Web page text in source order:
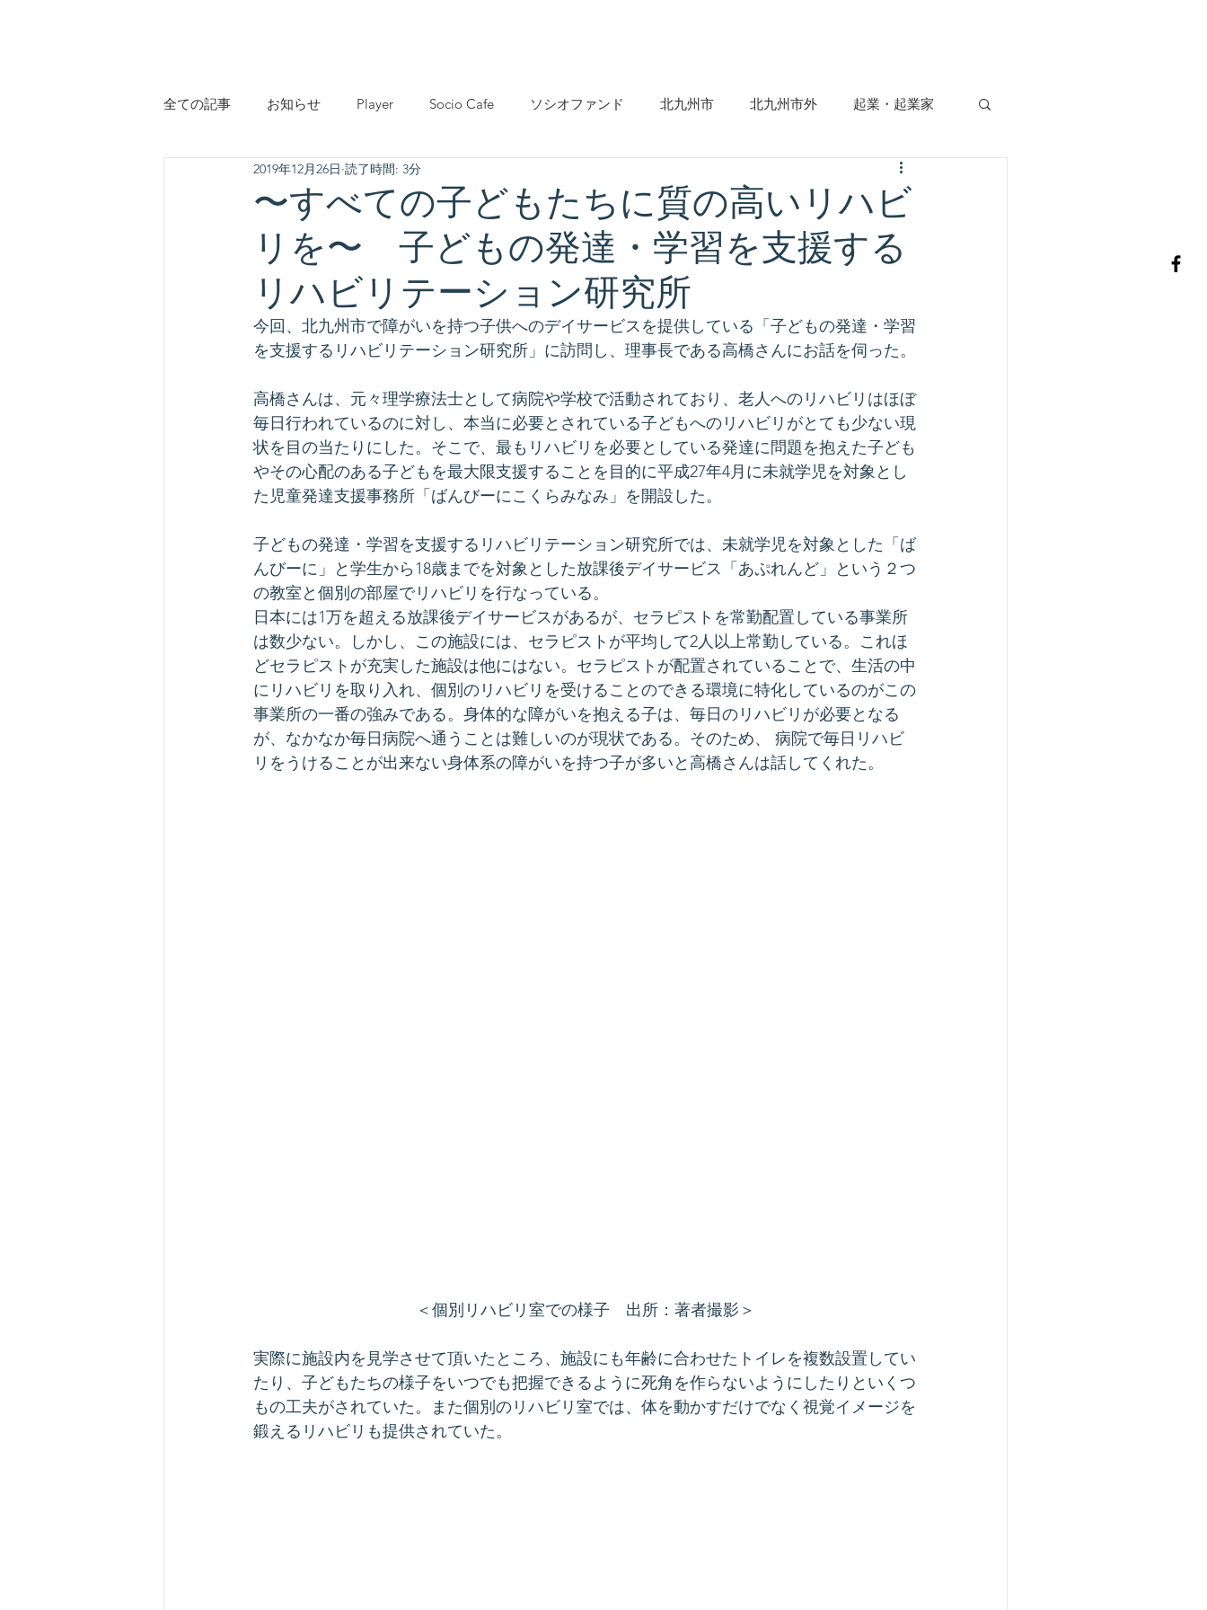
全ての記事 お知らせ Player Socio Cafe ソシオファンド 北九州市 北九州市外 起業・起業家
子ども・若者・教育 市民活動
環境・エコ・農業 その他
〜すべての子どもたちに質の高いリハビ
リを〜 子どもの発達・学習を支援する
リハビリテーション研究所
2019年12月26日 読了時間: 3分
今回、北九州市で障がいを持つ子供へのデイサービスを提供している「子どもの発達・学習
を支援するリハビリテーション研究所」に訪問し、理事長である高橋さんにお話を伺った。
高橋さんは、元々理学療法士として病院や学校で活動されており、老人へのリハビリはほぼ
毎日行われているのに対し、本当に必要とされている子どもへのリハビリがとても少ない現
状を目の当たりにした。そこで、最もリハビリを必要としている発達に問題を抱えた子ども
やその心配のある子どもを最大限支援することを目的に平成27年4月に未就学児を対象とし
た児童発達支援事務所「ばんびーにこくらみなみ」を開設した。
子どもの発達・学習を支援するリハビリテーション研究所では、未就学児を対象とした「ば
んびーに」と学生から18歳までを対象とした放課後デイサービス「あぷれんど」という２つ
の教室と個別の部屋でリハビリを行なっている。
日本には1万を超える放課後デイサービスがあるが、セラピストを常勤配置している事業所
は数少ない。しかし、この施設には、セラピストが平均して2人以上常勤している。これほ
どセラピストが充実した施設は他にはない。セラピストが配置されていることで、生活の中
にリハビリを取り入れ、個別のリハビリを受けることのできる環境に特化しているのがこの
事業所の一番の強みである。身体的な障がいを抱える子は、毎日のリハビリが必要となる
が、なかなか毎日病院へ通うことは難しいのが現状である。そのため、 病院で毎日リハビ
リをうけることが出来ない身体系の障がいを持つ子が多いと高橋さんは話してくれた。
＜個別リハビリ室での様子　出所：著者撮影＞
実際に施設内を見学させて頂いたところ、施設にも年齢に合わせたトイレを複数設置してい
たり、子どもたちの様子をいつでも把握できるように死角を作らないようにしたりといくつ
もの工夫がされていた。また個別のリハビリ室では、体を動かすだけでなく視覚イメージを
鍛えるリハビリも提供されていた。